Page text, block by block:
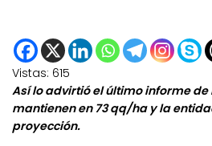
Vistas: 615
Así lo advirtió el último informe de
mantienen en 73 qq/ha y la
proyección.